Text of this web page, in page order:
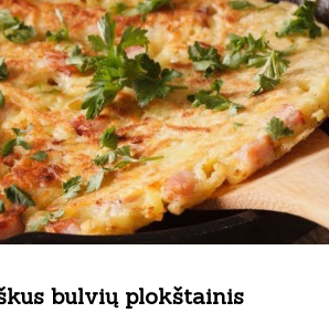
bulvių plokštainis